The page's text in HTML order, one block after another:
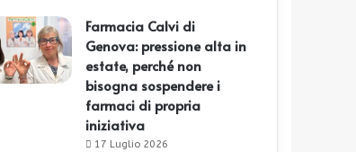
Farmacia Calvi di
Genova: pressione alta in
estate, perché non
bisogna sospendere i
farmaci di propria
iniziativa
17 Luglio 2026